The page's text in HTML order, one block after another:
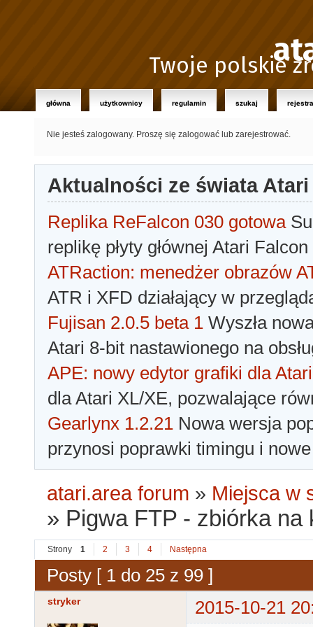
Twoje polskie
główna użytkownicy regulamin szukaj
Nie jesteś zalogowany. Proszę się zalogować lub zarejestrować.
Aktualności ze świata Atari
Replika ReFalcon 030 gotowa
replikę płyty głównej Atari
ATRaction: menedżer obrazów
ATR i XFD działający w
Fujisan 2.0.5 beta 1 Wyszła
Atari 8-bit nastawionego na
APE: nowy edytor grafiki dla Atari
dla Atari XL/XE, pozwalające
Gearlynx 1.2.21 Nowa wersja
przynosi poprawki timingu i
atari.area forum » Miejsca w
» Pigwa FTP - zbiórka
Strony 1 2 3 4 Następna
Posty [ 1 do 25 z 99 ]
stryker 2015-10-21